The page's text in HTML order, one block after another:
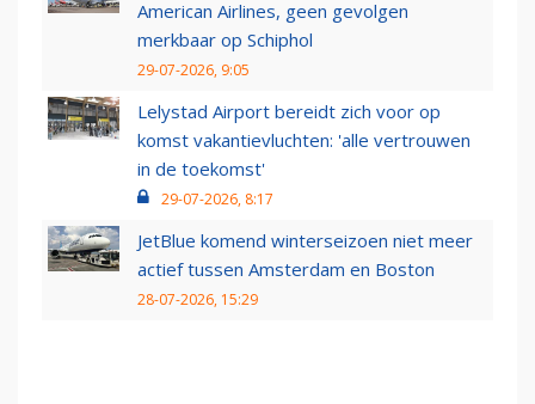
American Airlines, geen gevolgen
merkbaar op Schiphol
29-07-2026, 9:05
Lelystad Airport bereidt zich voor op
komst vakantievluchten: 'alle vertrouwen
in de toekomst'
29-07-2026, 8:17
JetBlue komend winterseizoen niet meer
actief tussen Amsterdam en Boston
28-07-2026, 15:29